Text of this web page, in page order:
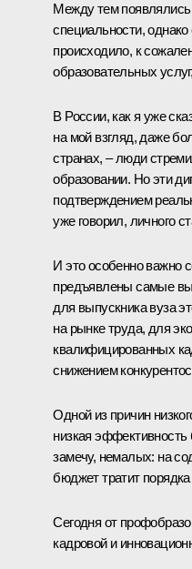
Между тем
специальности,
происходило, к
образовательных
В России, как я уже
на мой взгляд, даже
странах, – люди
образовании. Но эти
подтверждением
уже говорил, личного
И это особенно важно
предъявлены самые
для выпускника вуза
на рынке труда, для
квалифицированных
снижением
Одной из причин
низкая
замечу, немалых: на
бюджет тратит
Сегодня от
кадровой и